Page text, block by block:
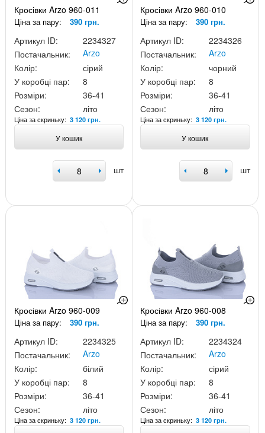
Кросівки Arzo 960-011
Ціна за пару: 390 грн.
Артикул ID:
2234327
Постачальник:
Arzo
Колір:
сірий
У коробці пар:
8
Розміри:
36-41
Сезон:
літо
Ціна за скриньку: 3 120 грн.
У кошик
шт
Кросівки Arzo 960-010
Ціна за пару: 390 грн.
Артикул ID:
2234326
Постачальник:
Arzo
Колір:
чорний
У коробці пар:
8
Розміри:
36-41
Сезон:
літо
Ціна за скриньку:3 120 грн.
У кошик
шт
Кросівки Arzo 960-009
Ціна за пару: 390 грн.
Артикул ID:
2234325
Постачальник:
Arzo
Колір:
білий
У коробці пар:
8
Розміри:
36-41
Сезон:
літо
Ціна за скриньку: 3 120 грн.
Кросівки Arzo 960-008
Ціна за пару: 390 грн.
Артикул ID:
2234324
Постачальник:
Arzo
Колір:
сірий
У коробці пар:
8
Розміри:
36-41
Сезон:
літо
Ціна за скриньку:3 120 грн.